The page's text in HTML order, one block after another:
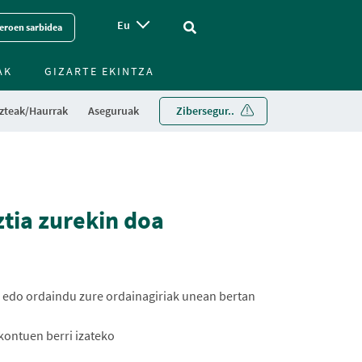
sarbidea Eu Vinculo - Buscar en la web
Haurrak Aseguruak Zibersegur..
GIZARTE EKINTZA
zurekin doa
ordaindu zure ordainagiriak unean bertan
berri izateko